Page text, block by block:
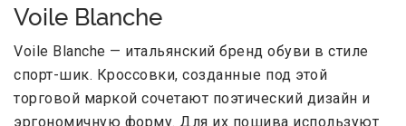
Voile Blanche
Voile Blanche — итальянский бренд обуви в стиле
спорт-шик. Кроссовки, созданные под этой
торговой маркой сочетают поэтический дизайн и
эргономичную форму. Для их пошива используют